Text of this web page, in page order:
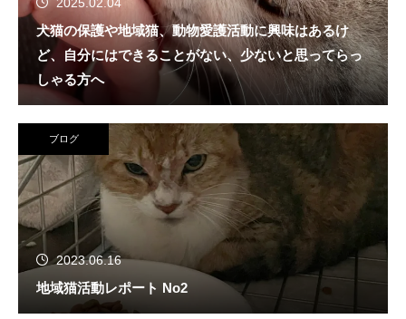
犬猫の保護や地域猫、動物愛護活動に興味はあるけ
ど、自分にはできることがない、少ないと思ってらっ
しゃる方へ
ブログ
2023.06.16
地域猫活動レポート No2